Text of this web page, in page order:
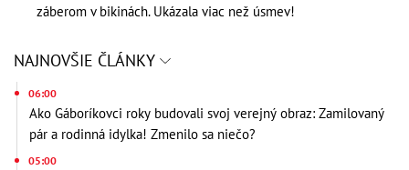
záberom v bikinách. Ukázala viac než úsmev!
NAJNOVŠIE ČLÁNKY
06:00
Ako Gáboríkovci roky budovali svoj verejný obraz: Zamilovaný
pár a rodinná idylka! Zmenilo sa niečo?
05:00